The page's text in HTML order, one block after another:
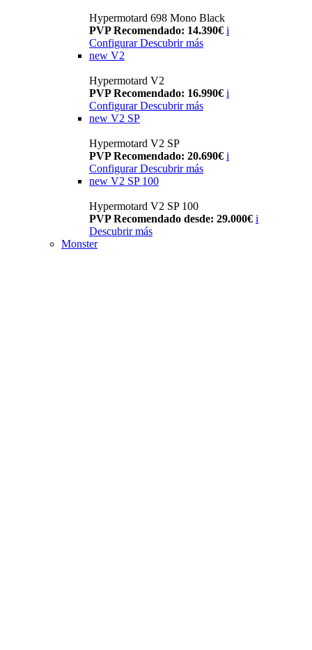
Hypermotard 698 Mono Black
PVP Recomendado: 14.390€ i
Configurar Descubrir más
new V2
Hypermotard V2
PVP Recomendado: 16.990€ i
Configurar Descubrir más
new V2 SP
Hypermotard V2 SP
PVP Recomendado: 20.690€ i
Configurar Descubrir más
new V2 SP 100
Hypermotard V2 SP 100
PVP Recomendado desde: 29.000€ i
Descubrir más
Monster